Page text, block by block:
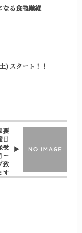
なる食物繊維
)スタート！！
要
受
～
致
す